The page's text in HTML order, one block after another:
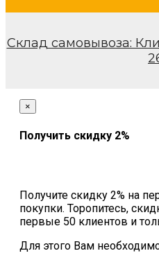
Склад самовывоза:
×
Получить скидку 2%
Получите скидку 2% на
покупки. Торопитесь,
первые 50 клиентов и
Для этого Вам